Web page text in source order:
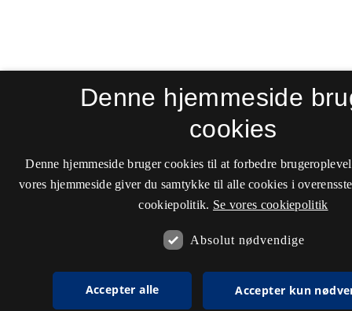
Denne hjemmeside
cookies
Denne hjemmeside bruger cookies til at forbedre
vores hjemmeside giver du samtykke til alle cookies i
cookiepolitik. Se vores cookiepolitik
Absolut nødvendige
Accepter alle Accepter kun